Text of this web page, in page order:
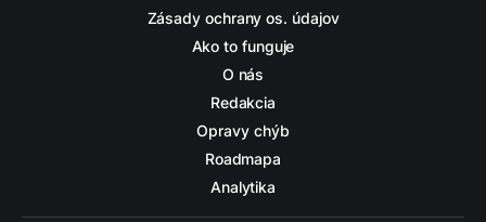
Zásady ochrany os. údajov
Ako to funguje
O nás
Redakcia
Opravy chýb
Roadmapa
Analytika